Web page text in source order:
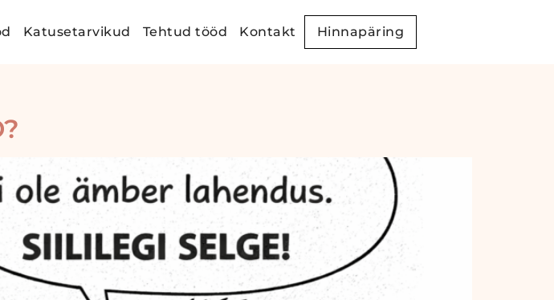
Katusetarvikud Tehtud tööd Kontakt Hinnapäring